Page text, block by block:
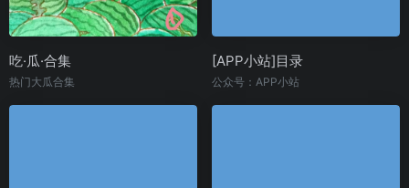
吃·瓜·合集
热门大瓜合集
[APP小站]目录
公众号：APP小站